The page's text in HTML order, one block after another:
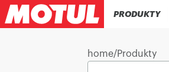
PRODUKTY
home/Produkty